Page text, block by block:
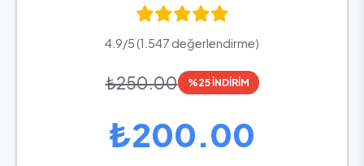
4.9/5 (1.547 değerlendirme)
₺250.00 %25 İNDİRİM
₺200.00